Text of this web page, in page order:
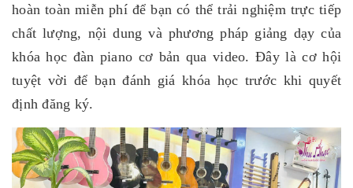
hoàn toàn miễn phí để bạn có thể trải nghiệm trực tiếp
chất lượng, nội dung và phương pháp giảng dạy của
khóa học đàn piano cơ bản qua video. Đây là cơ hội
tuyệt vời để bạn đánh giá khóa học trước khi quyết
định đăng ký.